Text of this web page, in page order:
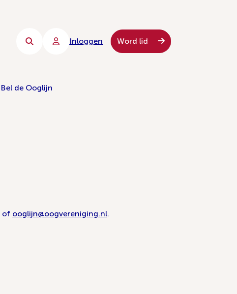
Inloggen Word lid
Bel de Ooglijn
of ooglijn@oogvereniging.nl.